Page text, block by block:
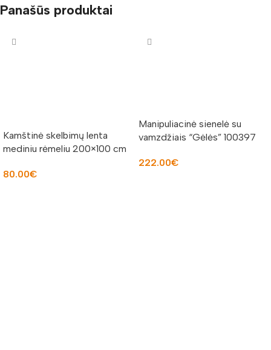
Panašūs produktai
Kamštinė skelbimų lenta
mediniu rėmeliu 200×100 cm
80.00€
Manipuliacinė sienelė su
vamzdžiais “Gėlės” 100397
222.00€